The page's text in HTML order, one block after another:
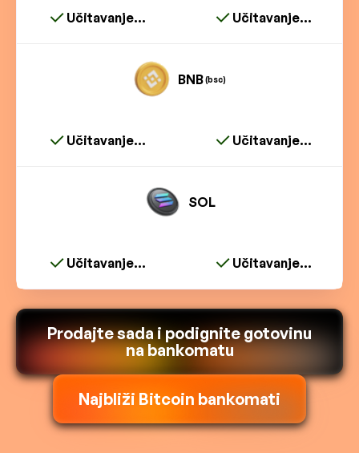
Učitavanje... Učitavanje...
BNB(bsc)
Učitavanje... Učitavanje...
SOL
Učitavanje... Učitavanje...
Prodajte sada i podignite gotovinu
na bankomatu
Najbliži Bitcoin bankomati